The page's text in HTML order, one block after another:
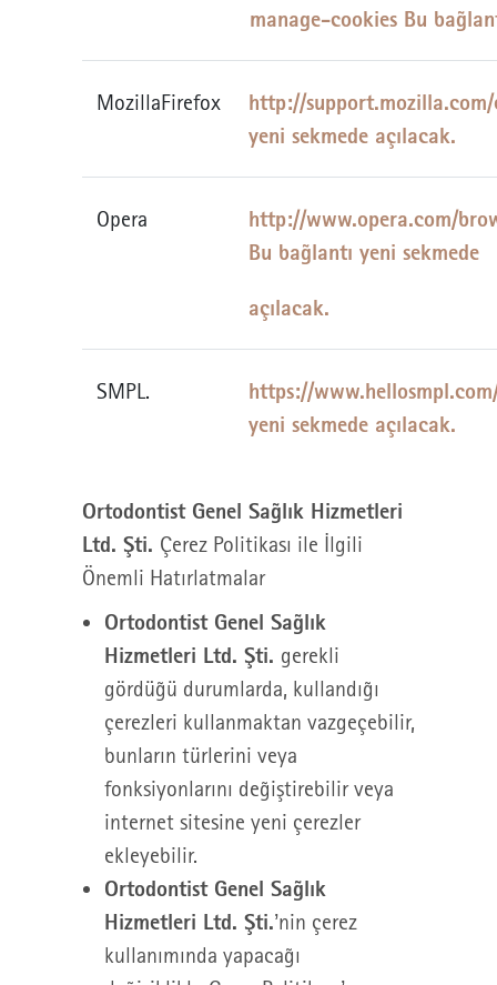
manage-cookies Bu
MozillaFirefox
http://
yeni sekmede açılacak.
Opera
http://www.opera.com/
Bu bağlantı yeni sekmede
açılacak.
SMPL.
https://
yeni sekmede açılacak.
Ortodontist Genel Sağlık Hizmetleri
Ltd. Şti. Çerez Politikası ile İlgili
Önemli Hatırlatmalar
Ortodontist Genel Sağlık
Hizmetleri Ltd. Şti. gerekli
gördüğü durumlarda, kullandığı
çerezleri kullanmaktan vazgeçebilir,
bunların türlerini veya
fonksiyonlarını değiştirebilir veya
internet sitesine yeni çerezler
ekleyebilir.
Ortodontist Genel Sağlık
Hizmetleri Ltd. Şti.’nin çerez
kullanımında yapacağı